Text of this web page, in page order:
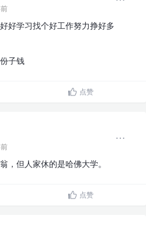
好学习找个好工作努力挣好多
子钱
点赞
，但人家休的是哈佛大学。
点赞